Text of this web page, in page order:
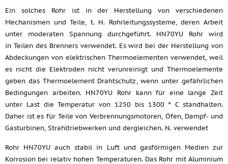
Ein solches Rohr ist in der Herstellung von verschiedenen
Mechanismen und Teile, t. H. Rohrleitungssysteme, deren Arbeit
unter moderaten Spannung durchgeführt. HN70YU Rohr wird
in Teilen des Brenners verwendet. Es wird bei der Herstellung von
Abdeckungen von elektrischen Thermoelementen verwendet, weil
es nicht die Elektroden nicht verunreinigt und Thermoelemente
geben das Thermoelement Drahtschutz, wenn unter gefährlichen
Bedingungen arbeiten. HN70YU Rohr kann für eine lange Zeit
unter Last die Temperatur von 1250 bis 1300 ° C standhalten.
Daher ist es für Teile von Verbrennungsmotoren, Öfen, Dampf- und
Gasturbinen, Strahltriebwerken und dergleichen. N. verwendet
Rohr HN70YU auch stabil in Luft und gasförmigen Medien zur
Korrosion bei relativ hohen Temperaturen. Das Rohr mit Aluminium